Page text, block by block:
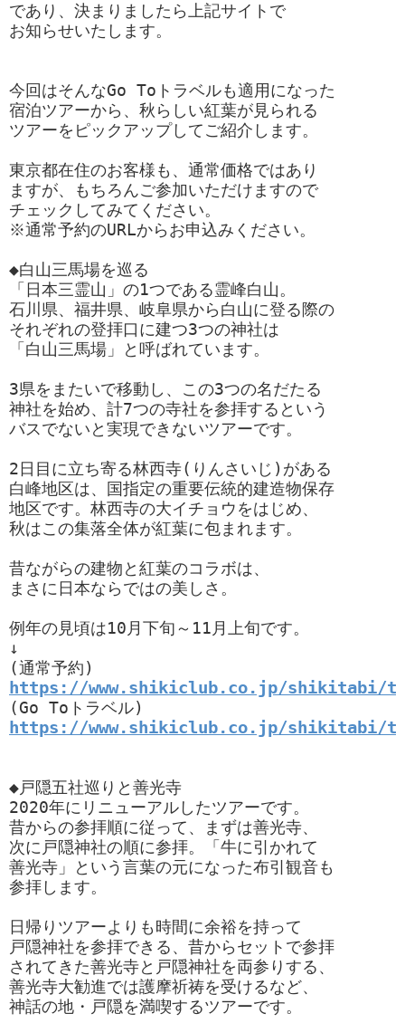
であり、決まりましたら上記サイトで
お知らせいたします。
今回はそんなGo Toトラベルも適用になった
宿泊ツアーから、秋らしい紅葉が見られる
ツアーをピックアップしてご紹介します。
東京都在住のお客様も、通常価格ではあり
ますが、もちろんご参加いただけますので
チェックしてみてください。
※通常予約のURLからお申込みください。
◆白山三馬場を巡る
「日本三霊山」の1つである霊峰白山。
石川県、福井県、岐阜県から白山に登る際の
それぞれの登拝口に建つ3つの神社は
「白山三馬場」と呼ばれています。
3県をまたいで移動し、この3つの名だたる
神社を始め、計7つの寺社を参拝するという
バスでないと実現できないツアーです。
2日目に立ち寄る林西寺(りんさいじ)がある
白峰地区は、国指定の重要伝統的建造物保存
地区です。林西寺の大イチョウをはじめ、
秋はこの集落全体が紅葉に包まれます。
昔ながらの建物と紅葉のコラボは、
まさに日本ならではの美しさ。
例年の見頃は10月下旬～11月上旬です。
↓
https://www.shikiclub.co.jp/shikitabi/
https://www.shikiclub.co.jp/shikitabi/
◆戸隠五社巡りと善光寺
2020年にリニューアルしたツアーです。
昔からの参拝順に従って、まずは善光寺、
次に戸隠神社の順に参拝。「牛に引かれて
善光寺」という言葉の元になった布引観音も
参拝します。
日帰りツアーよりも時間に余裕を持って
戸隠神社を参拝できる、昔からセットで参拝
されてきた善光寺と戸隠神社を両参りする、
善光寺大勧進では護摩祈祷を受けるなど、
神話の地・戸隠を満喫するツアーです。